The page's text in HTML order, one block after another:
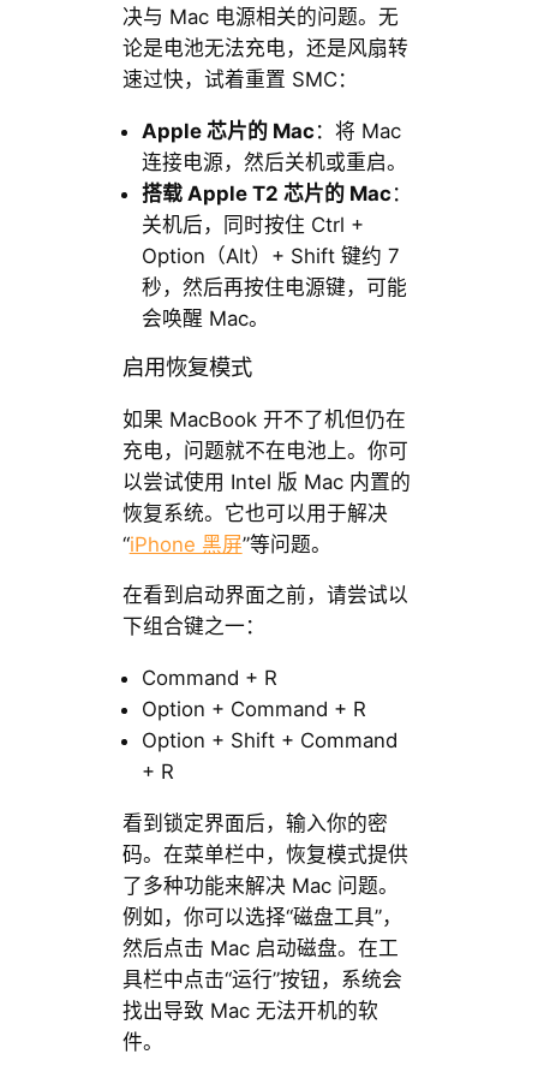
决与 Mac 电源相关的问题。无
论是电池无法充电，还是风扇转
速过快，试着重置 SMC：
Apple 芯片的 Mac ：将 Mac
连接电源，然后关机或重启。
搭载 Apple T2 芯片的 Mac ：
关机后，同时按住 Ctrl +
Option（Alt）+ Shift 键约 7
秒，然后再按住电源键，可能
会唤醒 Mac。
启用恢复模式
如果 MacBook 开不了机但仍在
充电，问题就不在电池上。你可
以尝试使用 Intel 版 Mac 内置的
恢复系统。它也可以用于解决
“iPhone 黑屏”等问题。
在看到启动界面之前，请尝试以
下组合键之一：
Command + R
Option + Command + R
Option + Shift + Command
+ R
看到锁定界面后，输入你的密
码。在菜单栏中，恢复模式提供
了多种功能来解决 Mac 问题。
例如，你可以选择“磁盘工具”，
然后点击 Mac 启动磁盘。在工
具栏中点击“运行”按钮，系统会
找出导致 Mac 无法开机的软
件。